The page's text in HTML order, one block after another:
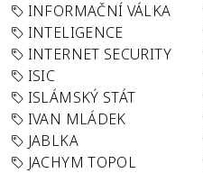
INFORMAČNÍ VÁLKA
INTELIGENCE
INTERNET SECURITY
ISIC
ISLÁMSKÝ STÁT
IVAN MLÁDEK
JABLKA
JACHYM TOPOL